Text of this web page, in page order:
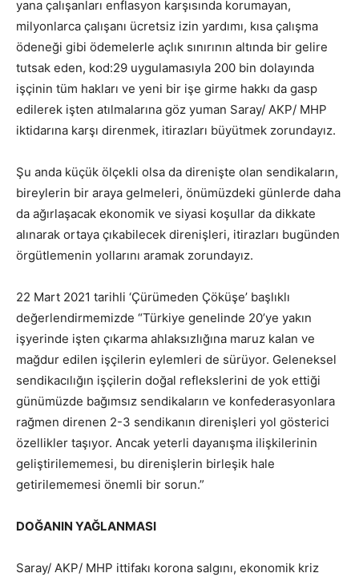
yana çalışanları enflasyon karşısında korumayan,
milyonlarca çalışanı ücretsiz izin yardımı, kısa çalışma
ödeneği gibi ödemelerle açlık sınırının altında bir gelire
tutsak eden, kod:29 uygulamasıyla 200 bin dolayında
işçinin tüm hakları ve yeni bir işe girme hakkı da gasp
edilerek işten atılmalarına göz yuman Saray/ AKP/ MHP
iktidarına karşı direnmek, itirazları büyütmek zorundayız.
Şu anda küçük ölçekli olsa da direnişte olan sendikaların,
bireylerin bir araya gelmeleri, önümüzdeki günlerde daha
da ağırlaşacak ekonomik ve siyasi koşullar da dikkate
alınarak ortaya çıkabilecek direnişleri, itirazları bugünden
örgütlemenin yollarını aramak zorundayız.
22 Mart 2021 tarihli ‘Çürümeden Çöküşe’ başlıklı
değerlendirmemizde “Türkiye genelinde 20’ye yakın
işyerinde işten çıkarma ahlaksızlığına maruz kalan ve
mağdur edilen işçilerin eylemleri de sürüyor. Geleneksel
sendikacılığın işçilerin doğal reflekslerini de yok ettiği
günümüzde bağımsız sendikaların ve konfederasyonlara
rağmen direnen 2-3 sendikanın direnişleri yol gösterici
özellikler taşıyor. Ancak yeterli dayanışma ilişkilerinin
geliştirilememesi, bu direnişlerin birleşik hale
getirilememesi önemli bir sorun.”
DOĞANIN YAĞLANMASI
Saray/ AKP/ MHP ittifakı korona salgını, ekonomik kriz